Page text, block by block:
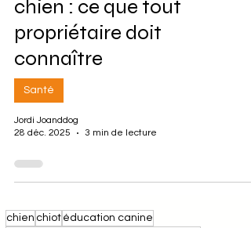
chien : ce que tout
propriétaire doit
connaître
Santé
Jordi Joanddog
28 déc. 2025
3 min de lecture
chien chiot éducation canine